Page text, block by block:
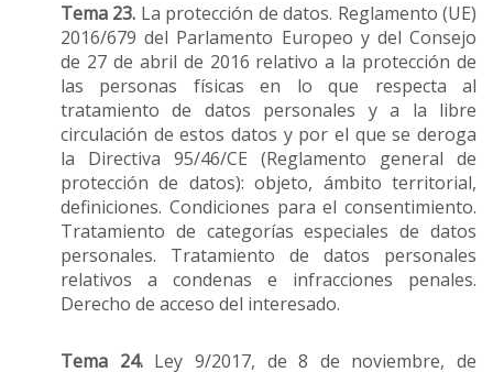
Tema 23. La protección de datos. Reglamento (UE)
2016/679 del Parlamento Europeo y del Consejo
de 27 de abril de 2016 relativo a la protección de
las personas físicas en lo que respecta al
tratamiento de datos personales y a la libre
circulación de estos datos y por el que se deroga
la Directiva 95/46/CE (Reglamento general de
protección de datos): objeto, ámbito territorial,
definiciones. Condiciones para el consentimiento.
Tratamiento de categorías especiales de datos
personales. Tratamiento de datos personales
relativos a condenas e infracciones penales.
Derecho de acceso del interesado.
Tema 24.Ley 9/2017, de 8 de noviembre, de